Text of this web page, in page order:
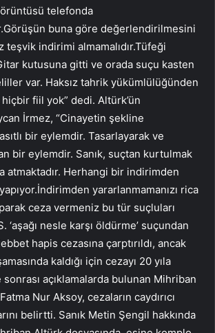
telefonda
buna göre değerlendirilmesini
teşvik indirimi almamalıdır.Tüfeği
kutusuna gitti ve orada suçu kasten
var. Haksız tahrik yükümlülüğünden
fiil yok” dedi. Altürk’ün
İrmez, “Cinayetin şekline
bir eylemdir. Tasarlayarak ve
bir eylemdir. Sanık, suçtan kurtulmak
atmaktadır. Herhangi bir indirimden
yararlanmamanızı rica
ceza vermeniz bu tür suçluları
‘aşağı nesle karşı öldürme’ suçundan
hapis cezasına çarptırıldı, ancak
kaldığı için cezayı 20 yıla
açıklamalarda bulunan Mihriban
Nur Aksoy, cezaların caydırıcı
belirtti. Sanık Metin Şengil hakkında